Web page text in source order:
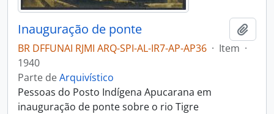
Inauguração de ponte
BR DFFUNAI RJMI ARQ-SPI-AL-IR7-AP-AP36 · Item ·
1940
Parte deArquivístico
Pessoas do Posto Indígena Apucarana em
inauguração de ponte sobre o rio Tigre